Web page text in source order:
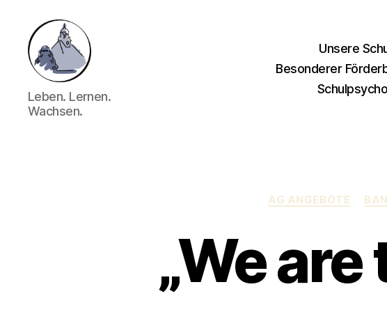
Gymnasium
Hechingen
Leben. Lernen.
Wachsen.
Unsere
Besonderer
AG ANGEBOTE
„We